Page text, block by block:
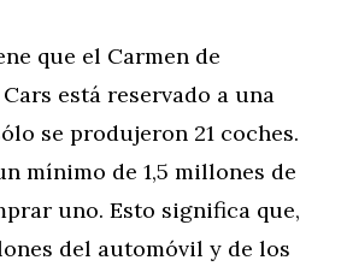
que el Carmen de
está reservado a una
se produjeron 21 coches.
mínimo de 1,5 millones de
uno. Esto significa que,
del automóvil y de los